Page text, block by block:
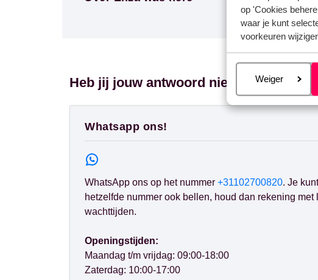
op 'Cookies
waar je kunt
voorkeuren
Beheren
Weiger
Heb jij jouw antwoord niet gevonden?
Whatsapp ons!
WhatsApp ons op het nummer +31102700820. Je
hetzelfde nummer ook bellen, houd dan rekening met
wachttijden.
Openingstijden:
Maandag t/m vrijdag: 09:00-18:00
Zaterdag: 10:00-17:00